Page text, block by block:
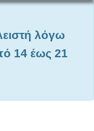
λόγω
14 έως 21